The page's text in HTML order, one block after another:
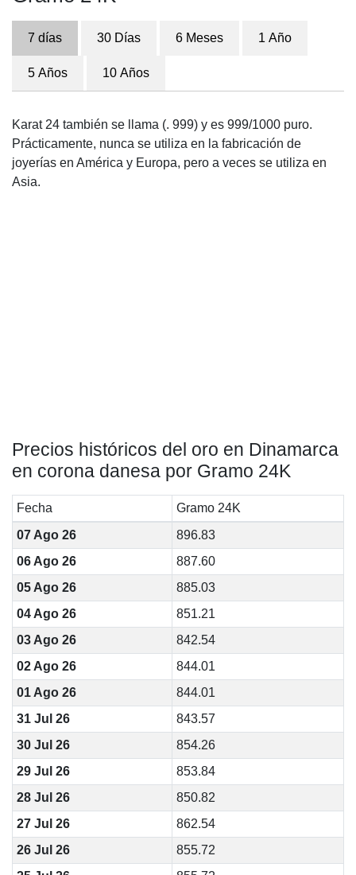
7 días 30 Días 6 Meses 1 Año
5 Años 10 Años
Karat 24 también se llama (. 999) y es 999/1000 puro.
Prácticamente, nunca se utiliza en la fabricación de
joyerías en América y Europa, pero a veces se utiliza en
Asia.
Precios históricos del oro en Dinamarca
en corona danesa por Gramo 24K
Fecha
Gramo 24K
07 Ago 26
896.83
06 Ago 26
887.60
05 Ago 26
885.03
04 Ago 26
851.21
03 Ago 26
842.54
02 Ago 26
844.01
01 Ago 26
844.01
31 Jul 26
843.57
30 Jul 26
854.26
29 Jul 26
853.84
28 Jul 26
850.82
27 Jul 26
862.54
26 Jul 26
855.72